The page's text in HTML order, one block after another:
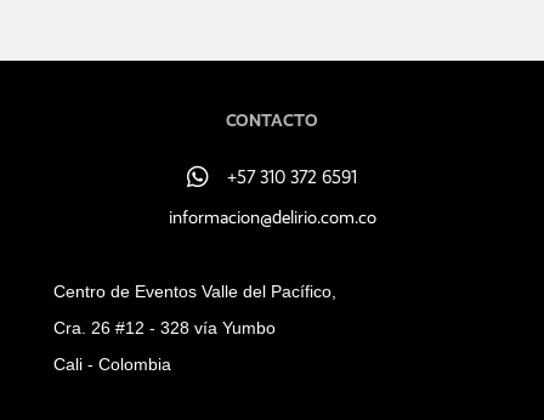
CONTACTO
+57 310 372 6591
+57 310 372 6591
informacion@delirio.com.co
Centro de Eventos Valle del Pacífico,
Cra. 26 #12 - 328 vía Yumbo
Cali - Colombia